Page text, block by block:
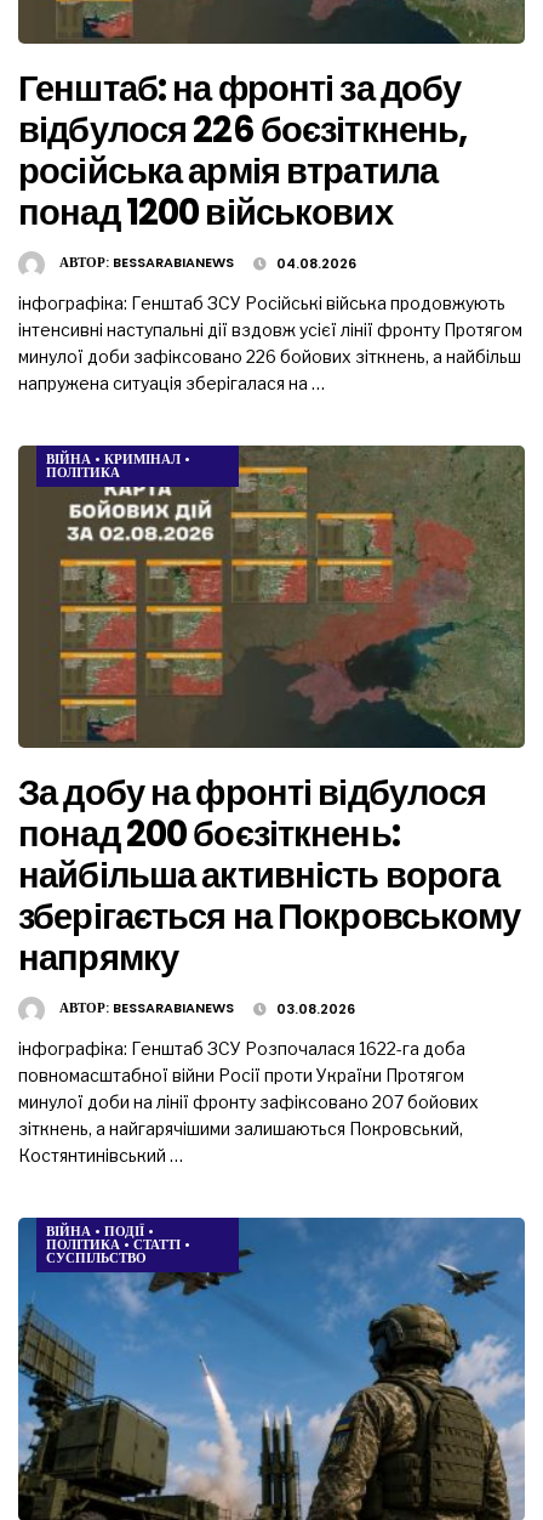
Генштаб: на фронті за добу
відбулося 226 боєзіткнень,
російська армія втратила
понад 1200 військових
АВТОР: BESSARABIANEWS 04.08.2026
інфографіка: Генштаб ЗСУ Російські війська продовжують
інтенсивні наступальні дії вздовж усієї лінії фронту Протягом
минулої доби зафіксовано 226 бойових зіткнень, а найбільш
напружена ситуація зберігалася на …
ВІЙНА • КРИМІНАЛ •
ПОЛІТИКА
За добу на фронті відбулося
понад 200 боєзіткнень:
найбільша активність ворога
зберігається на Покровському
напрямку
АВТОР: BESSARABIANEWS 03.08.2026
інфографіка: Генштаб ЗСУ Розпочалася 1622-га доба
повномасштабної війни Росії проти України Протягом
минулої доби на лінії фронту зафіксовано 207 бойових
зіткнень, а найгарячішими залишаються Покровський,
Костянтинівський …
ВІЙНА • ПОДІЇ •
ПОЛІТИКА •СТАТТІ •
СУСПІЛЬСТВО